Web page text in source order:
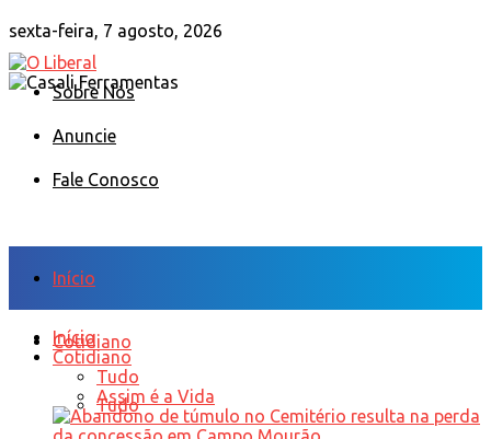
sexta-feira, 7 agosto, 2026
Sobre Nós
Anuncie
Fale Conosco
Início
Cotidiano
Tudo
Início
Cotidiano
Tudo
Assim é a Vida